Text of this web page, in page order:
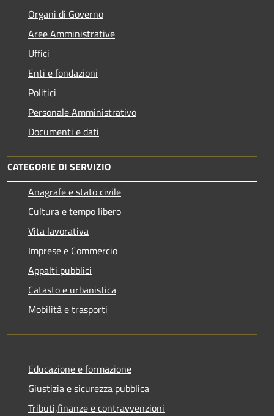
Organi di Governo
Aree Amministrative
Uffici
Enti e fondazioni
Politici
Personale Amministrativo
Documenti e dati
CATEGORIE DI SERVIZIO
Anagrafe e stato civile
Cultura e tempo libero
Vita lavorativa
Imprese e Commercio
Appalti pubblici
Catasto e urbanistica
Mobilità e trasporti
Educazione e formazione
Giustizia e sicurezza pubblica
Tributi,finanze e contravvenzioni